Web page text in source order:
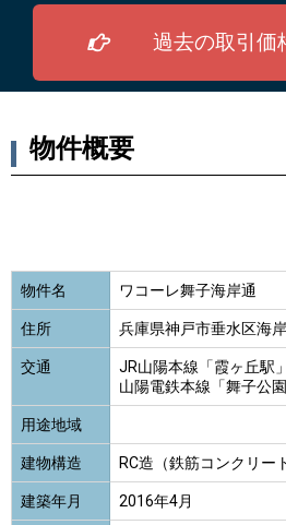
過去の取引価
物件概要
物件名 ワコーレ舞子海岸通
住所 兵庫県神戸市垂水区海
交通
JR山陽本線「霞ヶ丘駅
山陽電鉄本線「舞子公
用途地域
建物構造 RC造（鉄筋コンクリー
建築年月 2016年4月